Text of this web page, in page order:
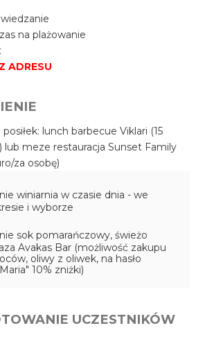
na plażowanie
ADRESU
lunch barbecue Viklari (15
lub meze restauracja Sunset Family
za osobę)
winiarnia w czasie dnia - we
i wyborze
sok pomarańczowy, świeżo
Avakas Bar (możliwość zakupu
oliwy z oliwek, na hasło
10% zniżki)
UCZESTNIKÓW